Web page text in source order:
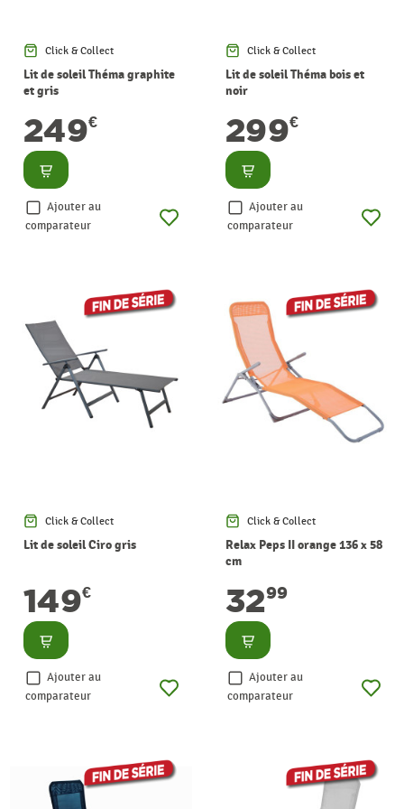
Click & Collect
Lit de soleil Théma graphite
et gris
249€
Consulter
Ajouter au
comparateur
Click & Collect
Lit de soleil Théma bois et
noir
299€
Consulter
Ajouter au
comparateur
Click & Collect
Lit de soleil Ciro gris
149€
Consulter
Ajouter au
comparateur
Click & Collect
Relax Peps II orange 136 x 58
cm
3299
Consulter
Ajouter au
comparateur